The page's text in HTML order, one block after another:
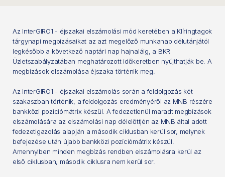
Az InterGIRO1 - éjszakai elszámolási mód keretében a Klíringtagok
tárgynapi megbízásaikat az azt megelőző munkanap délutánjától
legkésőbb a következő naptári nap hajnaláig, a BKR
Üzletszabályzatában meghatározott időkeretben nyújthatják be. A
megbízások elszámolása éjszaka történik meg.
Az InterGIRO1 - éjszakai elszámolás során a feldolgozás két
szakaszban történik, a feldolgozás eredményéről az MNB részére
bankközi pozíciómátrix készül. A fedezetlenül maradt megbízások
elszámolására az elszámolási nap délelőttjén az MNB által adott
fedezetigazolás alapján a második ciklusban kerül sor, melynek
befejezése után újabb bankközi pozíciómátrix készül.
Amennyiben minden megbízás rendben elszámolásra kerül az
első ciklusban, második ciklusra nem kerül sor.